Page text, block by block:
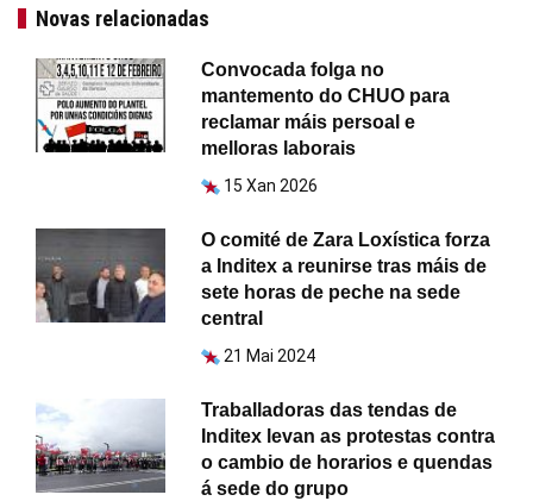
Novas relacionadas
Convocada folga no
mantemento do CHUO para
reclamar máis persoal e
melloras laborais
15 Xan 2026
O comité de Zara Loxística forza
a Inditex a reunirse tras máis de
sete horas de peche na sede
central
21 Mai 2024
Traballadoras das tendas de
Inditex levan as protestas contra
o cambio de horarios e quendas
á sede do grupo